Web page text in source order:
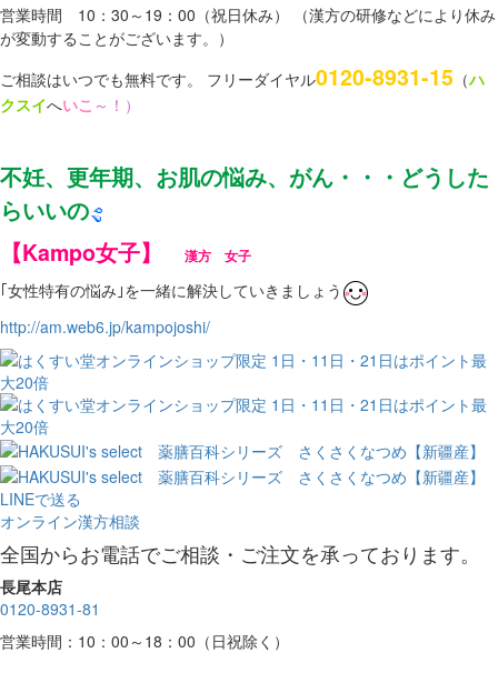
営業時間 10：30～19：00（祝日休み） （漢方の研修などにより休み
が変動することがございます。）
ご相談はいつでも無料です。 フリーダイヤル0120-8931-15 （ハ
クスイへいこ ～！）
不妊、更年期、お肌の悩み、がん・・・どうした
らいいの
【Kampo女子】
漢方 女子
｢女性特有の悩み｣を一緒に解決していきましょう
http://am.web6.jp/kampojoshi/
LINEで送る
オンライン漢方相談
全国からお電話でご相談・ご注文を承っております。
長尾本店
0120-8931-81
営業時間：10：00～18：00（日祝除く）